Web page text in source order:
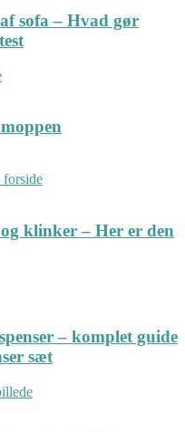
sofa – Hvad gør
klinker – Her er den
– komplet guide
sæt